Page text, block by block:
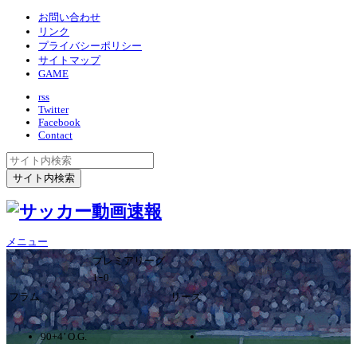
お問い合わせ
リンク
プライバシーポリシー
サイトマップ
GAME
rss
Twitter
Facebook
Contact
メニュー
プレミアリーグ
1ｰ0
フラム
リーズ
90+4’ O.G.